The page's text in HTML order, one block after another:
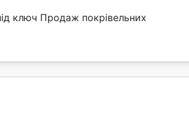
ключ Продаж покрівельних